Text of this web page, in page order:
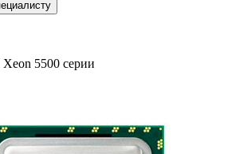
5500 серии